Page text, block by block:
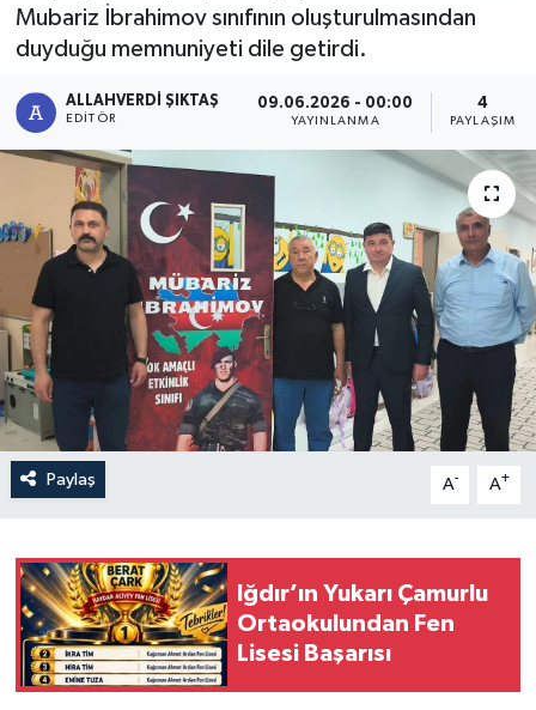
Mubariz İbrahimov sınıfının oluşturulmasından
duyduğu memnuniyeti dile getirdi.
ALLAHVERDI ŞIKTAŞ
EDITÖR
09.06.2026 - 00:00
YAYINLANMA
4
PAYLAŞIM
Paylaş A- A+
Iğdır’ın Yukarı Çamurlu
Ortaokulundan Fen
Lisesi Başarısı